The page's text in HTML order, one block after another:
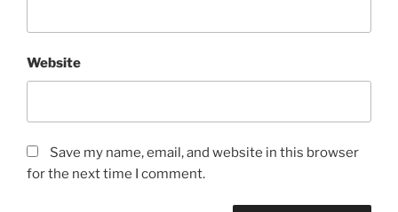
Website
Save my name, email, and website in this browser
for the next time I comment.